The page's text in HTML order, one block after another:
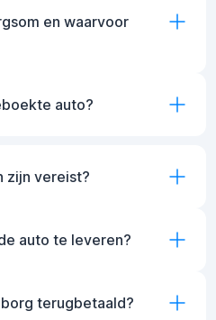
en waarvoor
auto?
zijn vereist?
auto te leveren?
terugbetaald?